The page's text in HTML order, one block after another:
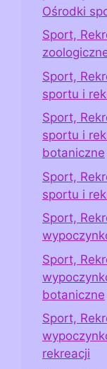
Ośrodki
Sport,
Sport,
sportu i
Sport,
sportu i
botaniczne
Sport,
sportu i
Sport,
Sport,
botaniczne
Sport,
rekreacji